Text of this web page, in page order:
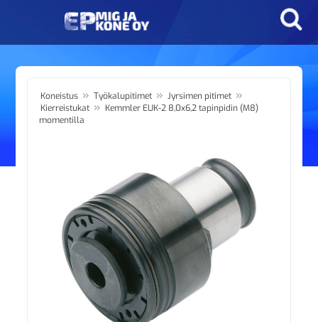
Koneistus » Työkalupitimet » Jyrsimen pitimet »
Kierreistukat » Kemmler EUK-2 8,0x6,2 tapinpidin (M8)
momentilla